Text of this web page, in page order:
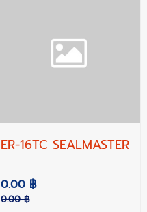
ER-16TC SEALMASTER
0.00 ฿
0.00 ฿